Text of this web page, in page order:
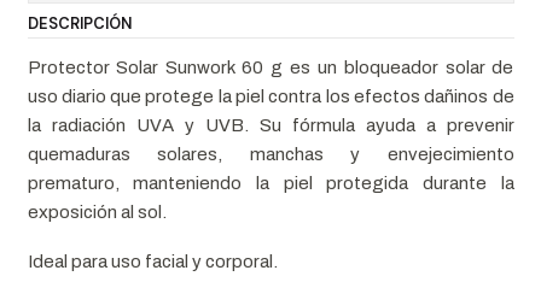
DESCRIPCIÓN
Protector Solar Sunwork 60 g es un bloqueador solar de
uso diario que protege la piel contra los efectos dañinos de
la radiación UVA y UVB. Su fórmula ayuda a prevenir
quemaduras solares, manchas y envejecimiento
prematuro, manteniendo la piel protegida durante la
exposición al sol.
Ideal para uso facial y corporal.